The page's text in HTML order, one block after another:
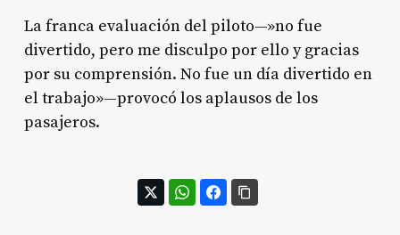
La franca evaluación del piloto—»no fue
divertido, pero me disculpo por ello y gracias
por su comprensión. No fue un día divertido en
el trabajo»—provocó los aplausos de los
pasajeros.